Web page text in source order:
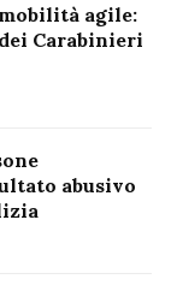
agile:
Carabinieri
abusivo